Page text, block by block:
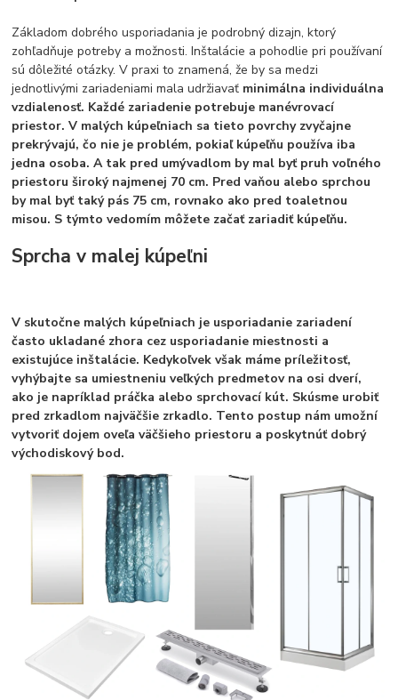
Základom dobrého usporiadania je podrobný dizajn, ktorý
zohľadňuje potreby a možnosti. Inštalácie a pohodlie pri používaní
sú dôležité otázky. V praxi to znamená, že by sa medzi
jednotlivými zariadeniami mala udržiavať minimálna individuálna
vzdialenosť. Každé zariadenie potrebuje manévrovací
priestor. V malých kúpeľniach sa tieto povrchy zvyčajne
prekrývajú, čo nie je problém, pokiaľ kúpeľňu používa iba
jedna osoba. A tak pred umývadlom by mal byť pruh voľného
priestoru široký najmenej 70 cm. Pred vaňou alebo sprchou
by mal byť taký pás 75 cm, rovnako ako pred toaletnou
misou. S týmto vedomím môžete začať zariadiť kúpeľňu.
Sprcha v malej kúpeľni
V skutočne malých kúpeľniach je usporiadanie zariadení
často ukladané zhora cez usporiadanie miestnosti a
existujúce inštalácie. Kedykoľvek však máme príležitosť,
vyhýbajte sa umiestneniu veľkých predmetov na osi dverí,
ako je napríklad práčka alebo sprchovací kút. Skúsme urobiť
pred zrkadlom najväčšie zrkadlo. Tento postup nám umožní
vytvoriť dojem oveľa väčšieho priestoru a poskytnúť dobrý
východiskový bod.